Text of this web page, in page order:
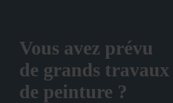
Vous avez prévu
de grands travaux
de peinture ?